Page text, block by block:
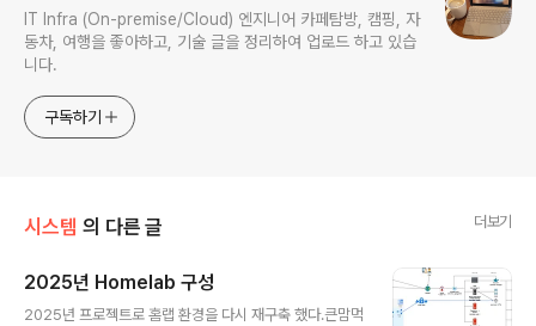
IT Infra (On-premise/Cloud) 엔지니어 카페탐방, 캠핑, 자
동차, 여행을 좋아하고, 기술 글을 정리하여 업로드 하고 있습
니다.
구독하기
시스템 의 다른 글 더보기
2025년 Homelab 구성
2025년 프로젝트로 홈랩 환경을 다시 재구축 했다.큰맘먹